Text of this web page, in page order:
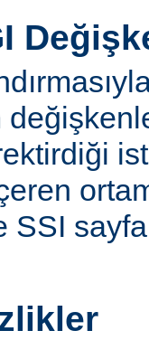
SSI